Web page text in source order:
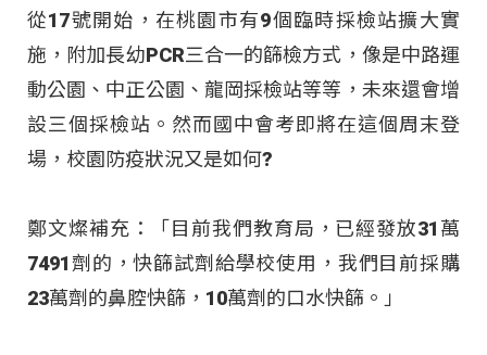
從17號開始，在桃園市有9個臨時採檢站擴大實
施，附加長幼PCR三合一的篩檢方式，像是中路運
動公園、中正公園、龍岡採檢站等等，未來還會增
設三個採檢站。然而國中會考即將在這個周末登
場，校園防疫狀況又是如何?
鄭文燦補充：「目前我們教育局，已經發放31萬
7491劑的，快篩試劑給學校使用，我們目前採購
23萬劑的鼻腔快篩，10萬劑的口水快篩。」